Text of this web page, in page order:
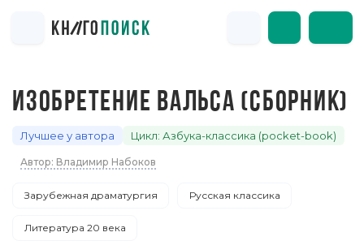
ИЗОБРЕТЕНИЕ ВАЛЬСА (СБОРНИК)
Лучшее у автора Цикл: Азбука-классика (pocket-book)
Автор: Владимир Набоков
Зарубежная драматургия Русская классика
Литература 20 века